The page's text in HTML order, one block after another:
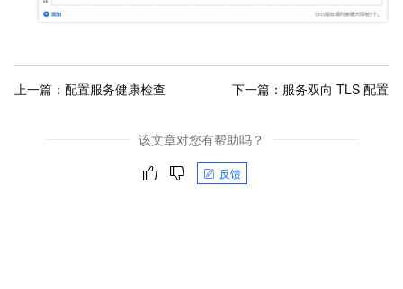
上一篇： 配置服务健康检查 下一篇： 服务双向 TLS 配置
该文章对您有帮助吗？
反馈